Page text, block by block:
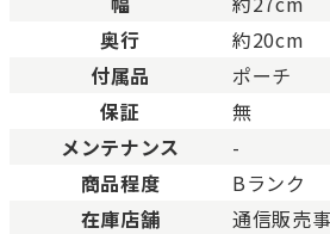
とても使用感のある商品
合があります。
色濃く使用感があり、傷
す。
奥行
約20cm
付属品
ポーチ
保証
無
メンテナンス
-
商品程度
Bランク
在庫店舗
通信販売